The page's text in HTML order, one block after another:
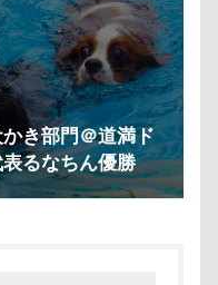
き部門＠道満ド
るなちん優勝